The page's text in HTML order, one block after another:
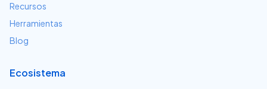
Recursos
Herramientas
Blog
Ecosistema